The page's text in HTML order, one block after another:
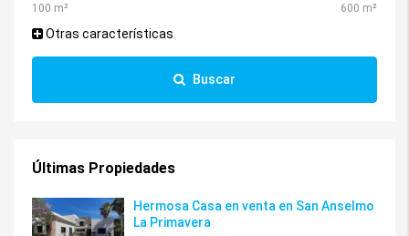
Otras características
Buscar
Últimas Propiedades
Hermosa Casa en venta en San Anselmo
La Primavera